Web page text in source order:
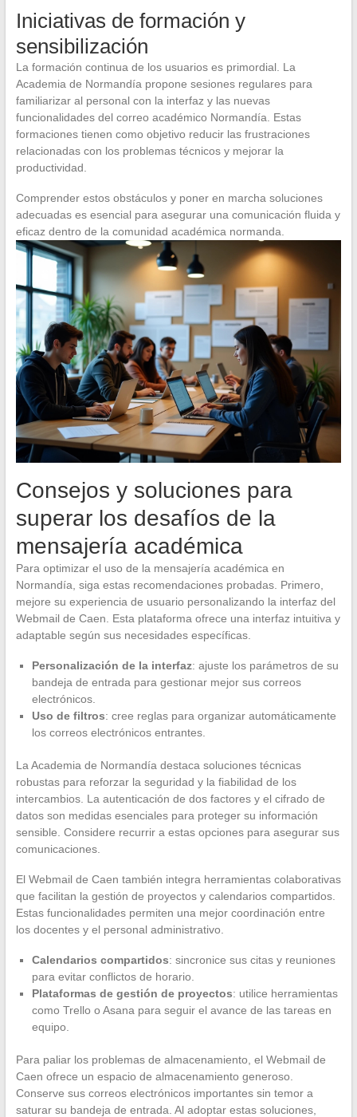
Iniciativas de formación y
sensibilización
La formación continua de los usuarios es primordial. La
Academia de Normandía propone sesiones regulares para
familiarizar al personal con la interfaz y las nuevas
funcionalidades del correo académico Normandía. Estas
formaciones tienen como objetivo reducir las frustraciones
relacionadas con los problemas técnicos y mejorar la
productividad.
Comprender estos obstáculos y poner en marcha soluciones
adecuadas es esencial para asegurar una comunicación fluida y
eficaz dentro de la comunidad académica normanda.
Consejos y soluciones para
superar los desafíos de la
mensajería académica
Para optimizar el uso de la mensajería académica en
Normandía, siga estas recomendaciones probadas. Primero,
mejore su experiencia de usuario personalizando la interfaz del
Webmail de Caen. Esta plataforma ofrece una interfaz intuitiva y
adaptable según sus necesidades específicas.
Personalización de la interfaz: ajuste los parámetros de su
bandeja de entrada para gestionar mejor sus correos
electrónicos.
Uso de filtros: cree reglas para organizar automáticamente
los correos electrónicos entrantes.
La Academia de Normandía destaca soluciones técnicas
robustas para reforzar la seguridad y la fiabilidad de los
intercambios. La autenticación de dos factores y el cifrado de
datos son medidas esenciales para proteger su información
sensible. Considere recurrir a estas opciones para asegurar sus
comunicaciones.
El Webmail de Caen también integra herramientas colaborativas
que facilitan la gestión de proyectos y calendarios compartidos.
Estas funcionalidades permiten una mejor coordinación entre
los docentes y el personal administrativo.
Calendarios compartidos: sincronice sus citas y reuniones
para evitar conflictos de horario.
Plataformas de gestión de proyectos: utilice herramientas
como Trello o Asana para seguir el avance de las tareas en
equipo.
Para paliar los problemas de almacenamiento, el Webmail de
Caen ofrece un espacio de almacenamiento generoso.
Conserve sus correos electrónicos importantes sin temor a
saturar su bandeja de entrada. Al adoptar estas soluciones,